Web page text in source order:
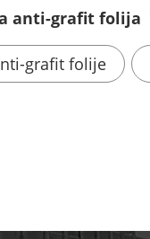
anti-grafit folija
grafit folije